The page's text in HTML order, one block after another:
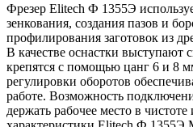
Фрезер Elitech Ф 1355Э
зенкования, создания пазов и
профилирования заготовок из
В качестве оснастки выступают
крепятся с помощью цанг 6 и 8
регулировки оборотов
работе. Возможность
держать рабочее место в